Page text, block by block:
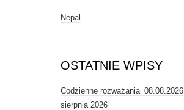
Nepal
OSTATNIE WPISY
Codzienne rozważania_08.08.2026
sierpnia 2026